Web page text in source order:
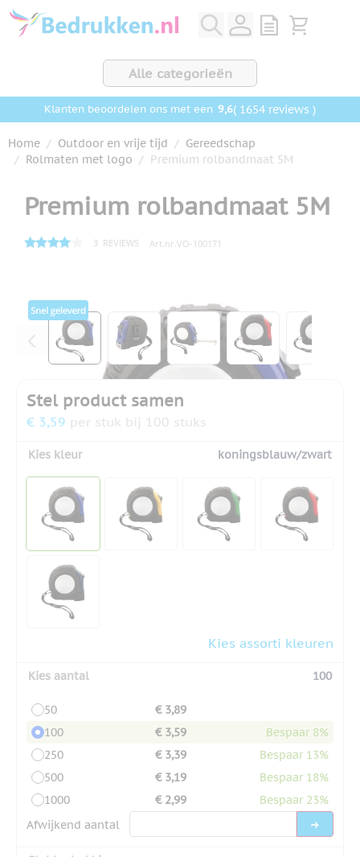
Ga naar de inhoud
View quote,
Bekijk
Alle categorieën
Klanten beoordelen ons met een 9,6( 1654 reviews )
Home / Outdoor en vrije tijd / Gereedschap
/ Rolmaten met logo / Premium rolbandmaat 5M
Premium rolbandmaat 5M
3 REVIEWS Art.nr. VO-100171
Hoofdafbeelding
Klik om afbeelding op volledig scherm te bekijken
View larger imageView larger imageView larger image
View larger
Stel product samen
€ 3,59 per stuk bij 100 stuks
Kies kleur koningsblauw/zwart
Kies assorti kleuren
Kies aantal 100
50
€ 3,89
100
€ 3,59
Bespaar 8%
250
€ 3,39
Bespaar 13%
500
€ 3,19
Bespaar 18%
1000
€ 2,99
Bespaar 23%
Afwijkend aantal